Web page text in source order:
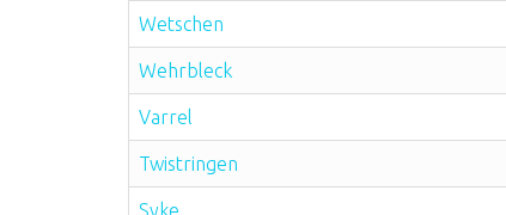
Wetschen
Wehrbleck
Varrel
Twistringen
Syke